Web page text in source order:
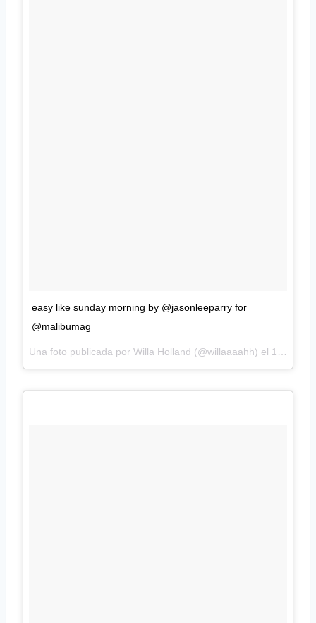
easy like sunday morning by @jasonleeparry for
@malibumag
Una foto publicada por Willa Holland (@willaaaahh) el 15 de Nov de 2015 a la(s) 10:59 PST